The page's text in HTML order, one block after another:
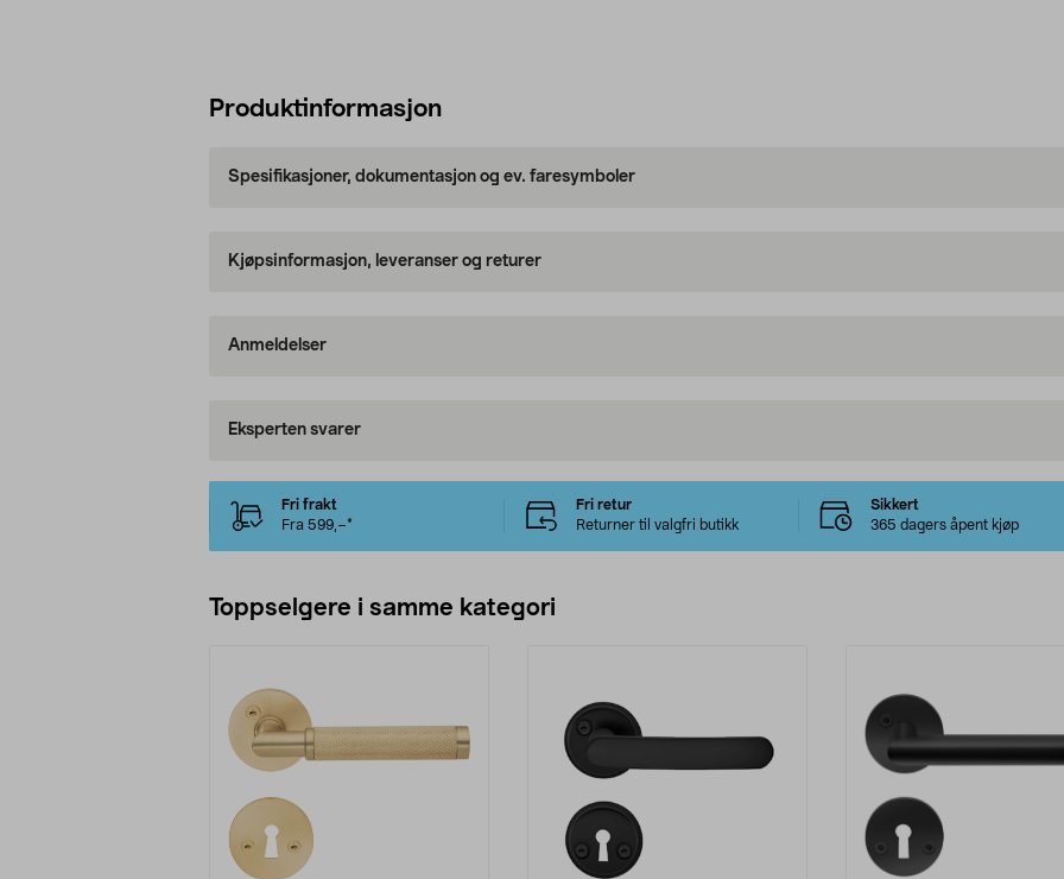
Produktinformasjon
Spesifikasjoner, dokumentasjon og ev. faresymboler
Kjøpsinformasjon, leveranser og returer
Anmeldelser
Eksperten svarer
Fri frakt
Fra 599,–*
Fri retur
Returner til valgfri butikk
Sikkert
365 dagers åpent kjøp
Toppselgere i samme kategori